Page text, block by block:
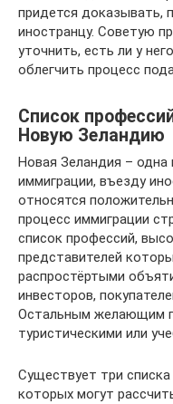
придется доказывать,
иностранцу. Советую
уточнить, есть ли у
облегчить процесс
Список
Новую Зеландию
Новая Зеландия – одна
иммиграции, въезду
относятся
процесс иммиграции
список профессий,
представителей
распростёртыми
инвесторов,
Остальным желающим
туристическими или
Существует три
которых могут